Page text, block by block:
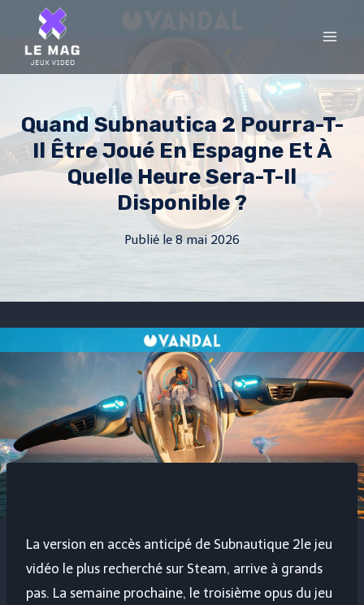
content
Quand Subnautica 2 Pourra-T-
Il Être Joué En Espagne Et À
Quelle Heure Sera-T-Il
Disponible ?
Publié le8 mai 2026
La version en accès anticipé de Subnautique 2 le jeu
vidéo le plus recherché sur Steam, arrive à grands
pas. La semaine prochaine, le troisième opus du jeu